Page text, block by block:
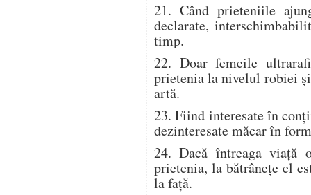
21. Când prieteniile
declarate,
timp.
22. Doar femeile
prietenia la nivelul robiei
artă.
23. Fiind interesate în
dezinteresate măcar în
24. Dacă întreaga viaţă
prietenia, la bătrâneţe el
la faţă.